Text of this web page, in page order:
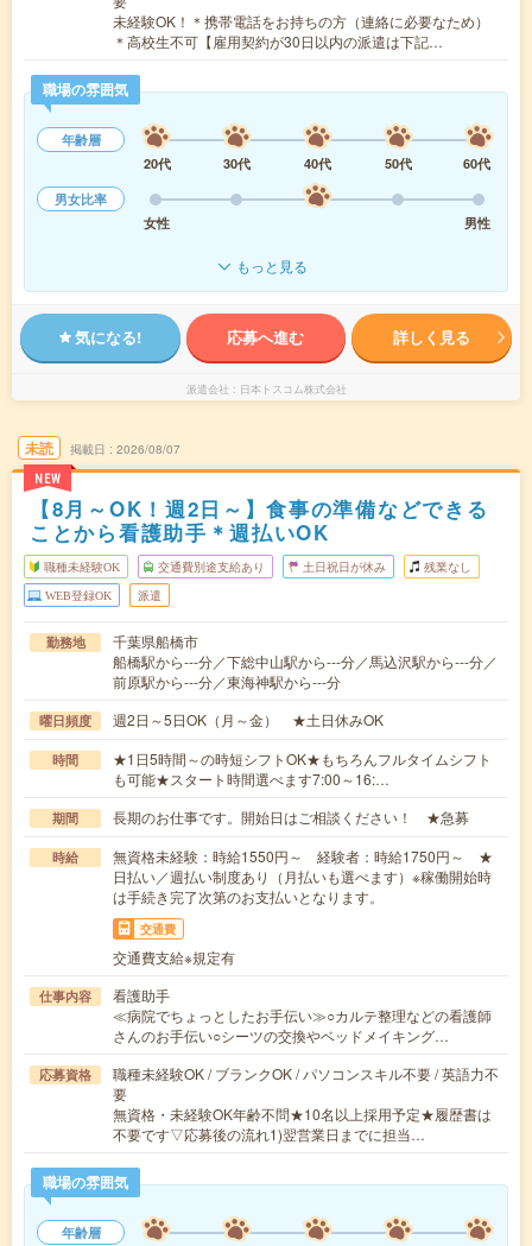
未経験OK！＊携帯電話をお持ちの方（連絡に必要なため）
＊高校生不可【雇用契約が30日以内の派遣は下記…
職場の雰囲気
年齢層
20代
30代 40代 50代
60代
男女比率
女性
男性
もっと見る
気になる! 応募へ進む 詳しく見る
派遣会社 日本トスコム株式会社
未読
NEW
掲載日 2026/08/07
【8月～OK！週2日～】食事の準備などできる
ことから看護助手＊週払いOK
職種未経験OK 交通費別途支給あり 土日祝日が休み 残業なし
WEB登録OK 派遣
勤務地
千葉県船橋市
船橋駅から---分／下総中山駅から---分／馬込沢駅から---分／
前原駅から---分／東海神駅から---分
曜日頻度 週2日～5日OK（月～金） ★土日休みOK
時間
★1日5時間～の時短シフトOK★もちろんフルタイムシフト
も可能★スタート時間選べます7:00～16:…
期間 長期のお仕事です。開始日はご相談ください！ ★急募
時給
無資格未経験：時給1550円～ 経験者：時給1750円～ ★
日払い／週払い制度あり（月払いも選べます）※稼働開始時
は手続き完了次第のお支払いとなります。
交通費
交通費支給※規定有
仕事内容
看護助手
≪病院でちょっとしたお手伝い≫○カルテ整理などの看護師
さんのお手伝い○シーツの交換やベッドメイキング…
応募資格
職種未経験OK / ブランクOK / パソコンスキル不要 / 英語力不
要
無資格・未経験OK年齢不問★10名以上採用予定★履歴書は
不要です▽応募後の流れ1)翌営業日までに担当…
職場の雰囲気
年齢層